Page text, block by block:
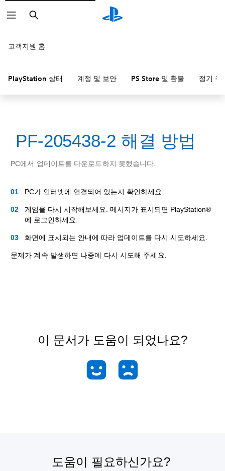
검
색
고객지원 홈
PlayStation 상태 계정 및 보안 PS Store 및 환불 정기 구
PF-205438-2 해결 방법
PC에서 업데이트를 다운로드하지 못했습니다.
PC가 인터넷에 연결되어 있는지 확인하세요.
게임을 다시 시작해보세요. 메시지가 표시되면 PlayStation®
에 로그인하세요.
화면에 표시되는 안내에 따라 업데이트를 다시 시도하세요.
문제가 계속 발생하면 나중에 다시 시도해 주세요.
이 문서가 도움이 되었나요?
도움이 필요하신가요?